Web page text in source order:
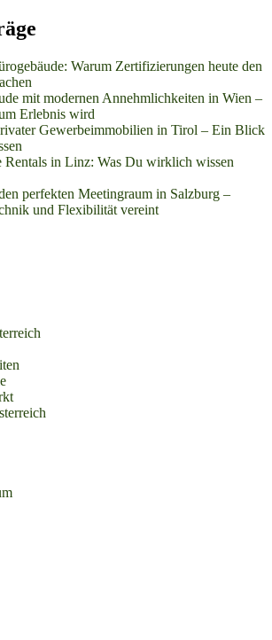
Warum Zertifizierungen heute den
mit modernen Annehmlichkeiten in Wien –
Erlebnis wird
Gewerbeimmobilien in Tirol – Ein Blick
in Linz: Was Du wirklich wissen
perfekten Meetingraum in Salzburg –
und Flexibilität vereint